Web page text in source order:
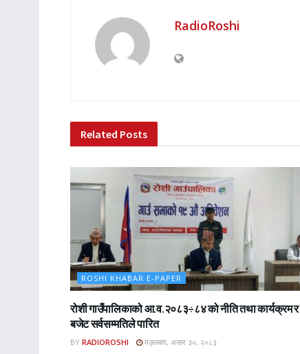
RadioRoshi
Related Posts
ROSHI KHABAR E-PAPER
रोशी गाउँपालिकाको आ.व.२०८३÷८४ को नीति तथा कार्यक्रम र
बजेट सर्वसम्मतिले पारित
BY RADIOROSHI मङ्लबार, असार ३०, २०८३